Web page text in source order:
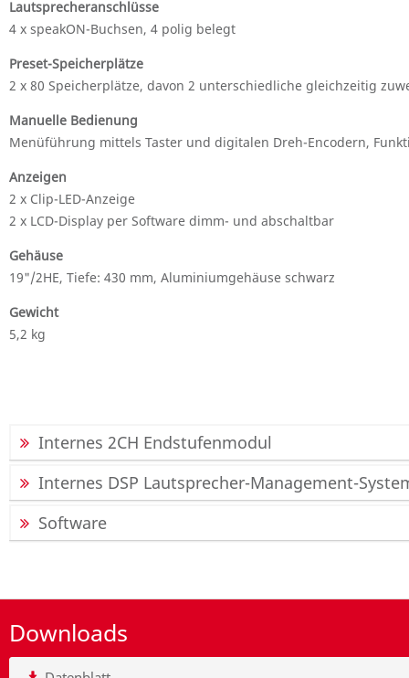
Lautsprecheranschlüsse
4 x speakON-Buchsen, 4 polig belegt
Preset-Speicherplätze
2 x 80 Speicherplätze, davon 2 unterschiedliche gleichzeitig
Manuelle Bedienung
Menüführung mittels Taster und digitalen Dreh-Encodern,
Anzeigen
2 x Clip-LED-Anzeige
2 x LCD-Display per Software dimm- und abschaltbar
Gehäuse
19"/2HE, Tiefe: 430 mm, Aluminiumgehäuse schwarz
Gewicht
5,2 kg
Internes 2CH Endstufenmodul
Internes DSP Lautsprecher-Management-
Software
Downloads